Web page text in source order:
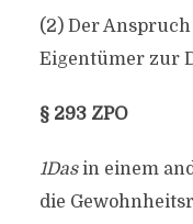
(2) Der
Eigentümer zur
§ 293 ZPO
1Dasin einem
die